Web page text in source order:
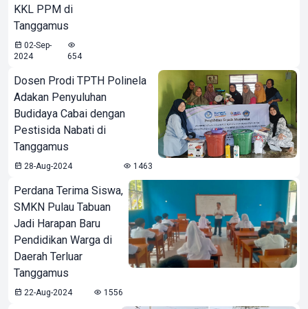
KKL PPM di
Tanggamus
02-Sep-
2024
654
Dosen Prodi TPTH Polinela
Adakan Penyuluhan
Budidaya Cabai dengan
Pestisida Nabati di
Tanggamus
28-Aug-2024 1463
Perdana Terima Siswa,
SMKN Pulau Tabuan
Jadi Harapan Baru
Pendidikan Warga di
Daerah Terluar
Tanggamus
22-Aug-2024 1556